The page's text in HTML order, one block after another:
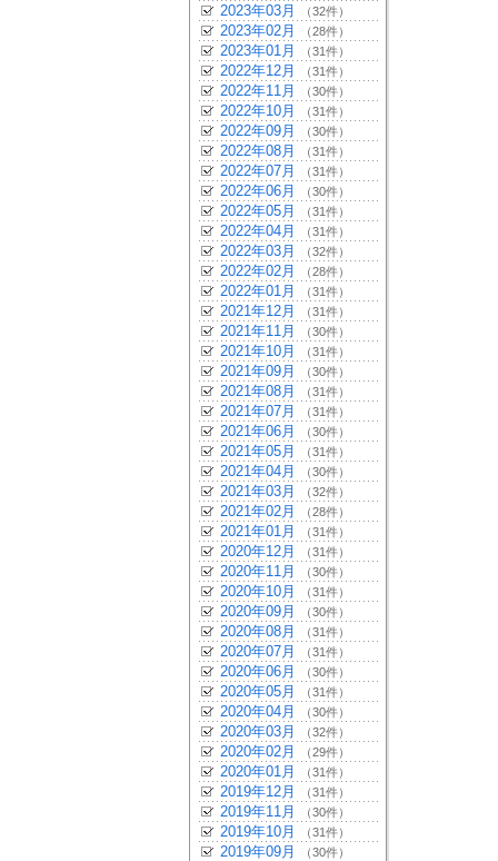
2023年03月 （32件）
2023年02月 （28件）
2023年01月 （31件）
2022年12月 （31件）
2022年11月 （30件）
2022年10月 （31件）
2022年09月 （30件）
2022年08月 （31件）
2022年07月 （31件）
2022年06月 （30件）
2022年05月 （31件）
2022年04月 （31件）
2022年03月 （32件）
2022年02月 （28件）
2022年01月 （31件）
2021年12月 （31件）
2021年11月 （30件）
2021年10月 （31件）
2021年09月 （30件）
2021年08月 （31件）
2021年07月 （31件）
2021年06月 （30件）
2021年05月 （31件）
2021年04月 （30件）
2021年03月 （32件）
2021年02月 （28件）
2021年01月 （31件）
2020年12月 （31件）
2020年11月 （30件）
2020年10月 （31件）
2020年09月 （30件）
2020年08月 （31件）
2020年07月 （31件）
2020年06月 （30件）
2020年05月 （31件）
2020年04月 （30件）
2020年03月 （32件）
2020年02月 （29件）
2020年01月 （31件）
2019年12月 （31件）
2019年11月 （30件）
2019年10月 （31件）
2019年09月 （30件）